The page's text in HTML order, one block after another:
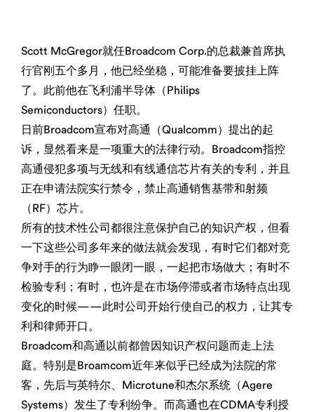
Scott McGregor就任Broadcom Corp.的总裁兼首席执
行官刚五个多月，他已经坐稳，可能准备要披挂上阵
了。此前他在飞利浦半导体（Philips
Semiconductors）任职。
日前Broadcom宣布对高通（Qualcomm）提出的起
诉，显然看来是一项重大的法律行动。Broadcom指控
高通侵犯多项与无线和有线通信芯片有关的专利，并且
正在申请法院实行禁令，禁止高通销售基带和射频
（RF）芯片。
所有的技术性公司都很注意保护自己的知识产权，但看
一下这些公司多年来的做法就会发现，有时它们都对竞
争对手的行为睁一眼闭一眼，一起把市场做大；有时不
检验专利；有时，也许是在市场停滞或者市场特点出现
变化的时候——此时公司开始行使自己的权力，让其专
利和律师开口。
Broadcom和高通以前都曾因知识产权问题而走上法
庭。特别是Broamcom近年来似乎已经成为法院的常
客，先后与英特尔、Microtune和杰尔系统（Agere
Systems）发生了专利纷争。而高通也在CDMA专利授